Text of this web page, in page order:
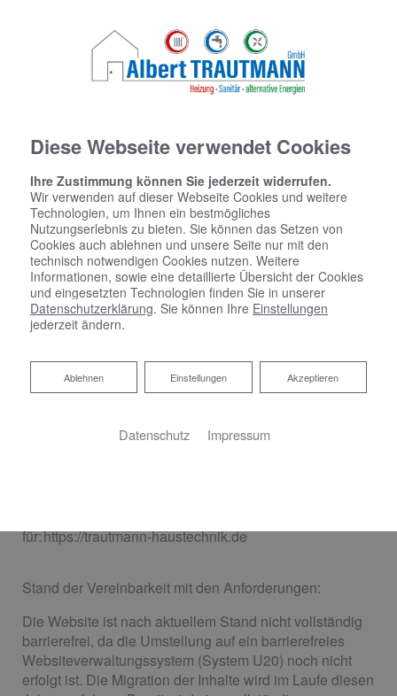
Barrierefreiheitserklärung
Einklang mit dem Barrierefreiheitsstärkungsgesetz
(BFSG) sowie der EU-Norm EN 301 549 barrierefrei
für: https://trautmann-haustechnik.de
Stand der Vereinbarkeit mit den Anforderungen:
Die Website ist nach aktuellem Stand nicht vollständig
barrierefrei, da die Umstellung auf ein barrierefreies
Websiteverwaltungssystem (System U20) noch nicht
erfolgt ist. Die Migration der Inhalte wird im Laufe diesen
Diese Webseite verwendet Cookies
Ihre Zustimmung können Sie jederzeit widerrufen.
Wir verwenden auf dieser Webseite Cookies und weitere
Technologien, um Ihnen ein bestmögliches
Nutzungserlebnis zu bieten. Sie können das Setzen von
Cookies auch ablehnen und unsere Seite nur mit den
technisch notwendigen Cookies nutzen. Weitere
Informationen, sowie eine detaillierte Übersicht der Cookies
und eingesetzten Technologien finden Sie in unserer
Datenschutzerklärung. Sie können Ihre Einstellungen
jederzeit ändern.
Akzeptieren
Einstellungen
Ablehnen
Ablehnen
Datenschutz Impressum